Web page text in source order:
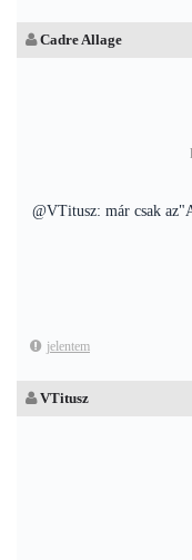
Cadre Allage
@VTitusz: már csak
jelentem
VTitusz